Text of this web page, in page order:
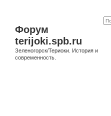
Форум
terijoki.spb.ru
Зеленогорск/Териоки. История и
современность.